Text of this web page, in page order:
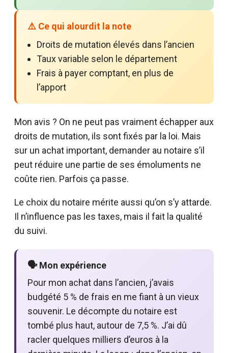
⚠️ Ce qui alourdit la note
Droits de mutation élevés dans l’ancien
Taux variable selon le département
Frais à payer comptant, en plus de
l’apport
Mon avis ? On ne peut pas vraiment échapper aux
droits de mutation, ils sont fixés par la loi. Mais
sur un achat important, demander au notaire s’il
peut réduire une partie de ses émoluments ne
coûte rien. Parfois ça passe.
Le choix du notaire mérite aussi qu’on s’y attarde.
Il n’influence pas les taxes, mais il fait la qualité
du suivi.
🗣️ Mon expérience
Pour mon achat dans l’ancien, j’avais
budgété 5 % de frais en me fiant à un vieux
souvenir. Le décompte du notaire est
tombé plus haut, autour de 7,5 %. J’ai dû
racler quelques milliers d’euros à la